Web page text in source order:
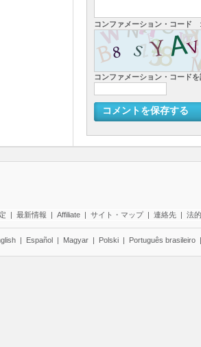
コンファメーション・コード :
コンファメーション・コード
コメントを保存する
| 最新情報 | Affiliate | サイト・マップ | 連絡先 | 法
| Español | Magyar | Polski | Português brasileiro